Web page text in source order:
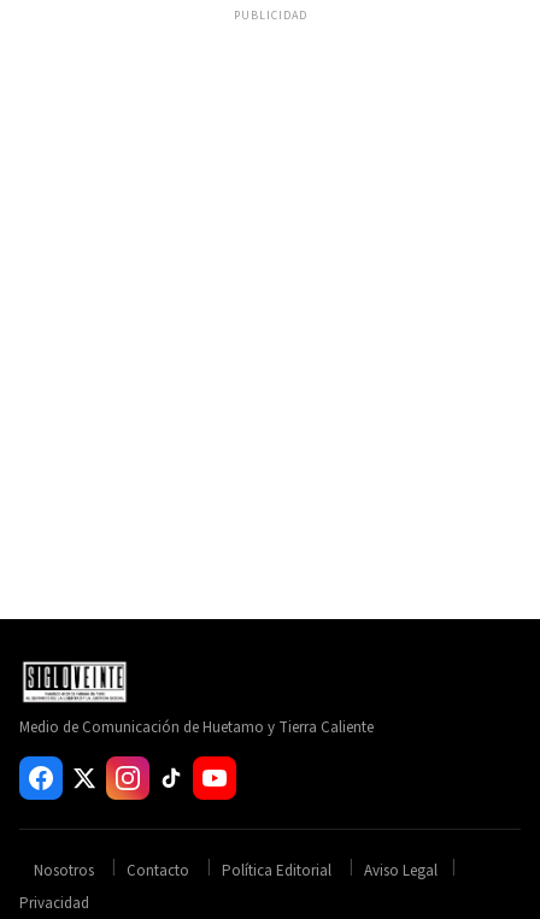
PUBLICIDAD
Medio de Comunicación de Huetamo y Tierra Caliente
Nosotros Contacto Política Editorial
Aviso Legal
Privacidad